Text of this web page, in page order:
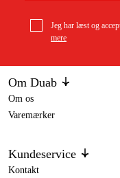
Jeg har læst og
mere
Om Duab
Om os
Varemærker
Kundeservice
Kontakt